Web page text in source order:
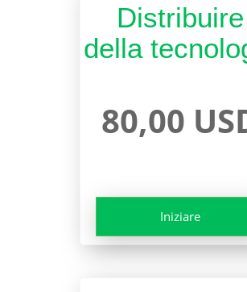
Distribuire
della
80,00
Iniziare